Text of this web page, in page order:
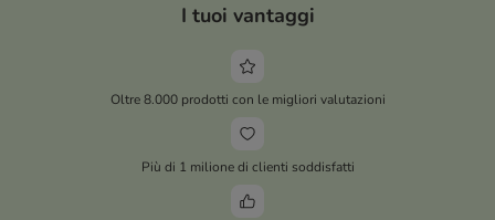
I tuoi vantaggi
Oltre 8.000 prodotti con le migliori valutazioni
Più di 1 milione di clienti soddisfatti